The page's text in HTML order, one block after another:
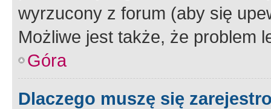
wyrzucony z forum (aby się
Możliwe jest także, że problem
Góra
Dlaczego muszę się